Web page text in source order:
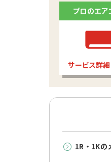
プロのエア
サービス詳細
1R・1Kの